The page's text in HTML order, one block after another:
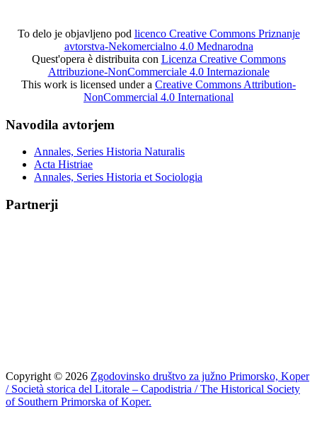
To delo je objavljeno pod licenco Creative Commons Priznanje
avtorstva-Nekomercialno 4.0 Mednarodna
Quest'opera è distribuita con Licenza Creative Commons
Attribuzione-NonCommerciale 4.0 Internazionale
This work is licensed under a Creative Commons Attribution-
NonCommercial 4.0 International
Navodila avtorjem
Annales, Series Historia Naturalis
Acta Histriae
Annales, Series Historia et Sociologia
Partnerji
Copyright © 2026 Zgodovinsko društvo za južno Primorsko, Koper
/ Società storica del Litorale – Capodistria / The Historical Society
of Southern Primorska of Koper.